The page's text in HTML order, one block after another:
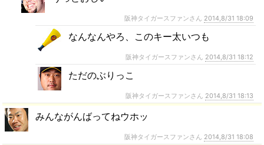
阪神タイガースファンさん 2014,8/31 18:09
なんなんやろ、このキー太いつも
阪神タイガースファンさん 2014,8/31 18:12
ただのぶりっこ
阪神タイガースファンさん 2014,8/31 18:13
みんながんばってねウホッ
阪神タイガースファンさん 2014,8/31 18:08